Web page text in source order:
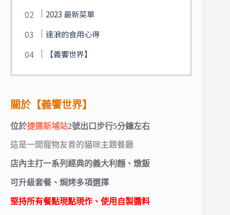
2023 最新菜單
達浪的食用心得
【義饗世界】
關於【義饗世界】
位於捷運新埔站2號出口步行5分鐘左右
這是一間寵物友善的貓咪主題餐廳
店內主打一系列經典的義大利麵、燉飯
可升級套餐、焗烤多項選擇
堅持所有餐點現點現作、使用自製醬料